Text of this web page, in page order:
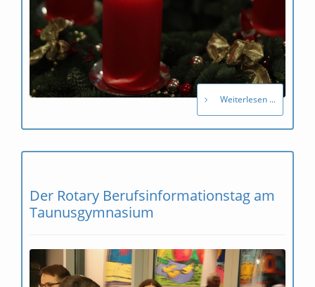
Weiterlesen ...
Der Rotary Berufsinformationstag am
Taunusgymnasium